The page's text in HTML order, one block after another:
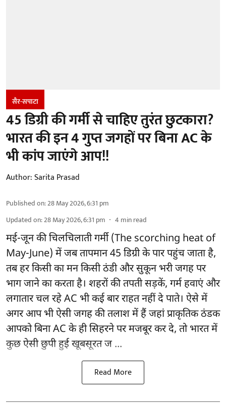
सैर-सपाटा
45 डिग्री की गर्मी से चाहिए तुरंत छुटकारा?
भारत की इन 4 गुप्त जगहों पर बिना AC के
भी कांप जाएंगे आप!!
Author:Sarita Prasad
Published on:28 May 2026, 6:31 pm
Updated on:28 May 2026, 6:31 pm 4 min read
मई-जून की चिलचिलाती गर्मी (The scorching heat of
May-June) में जब तापमान 45 डिग्री के पार पहुंच जाता है,
तब हर किसी का मन किसी ठंडी और सुकून भरी जगह पर
भाग जाने का करता है। शहरों की तपती सड़कें, गर्म हवाएं और
लगातार चल रहे AC भी कई बार राहत नहीं दे पाते। ऐसे में
अगर आप भी ऐसी जगह की तलाश में हैं जहां प्राकृतिक ठंडक
आपको बिना AC के ही सिहरने पर मजबूर कर दे, तो भारत में
कुछ ऐसी छुपी हुई खूबसूरत ज ...
Read More